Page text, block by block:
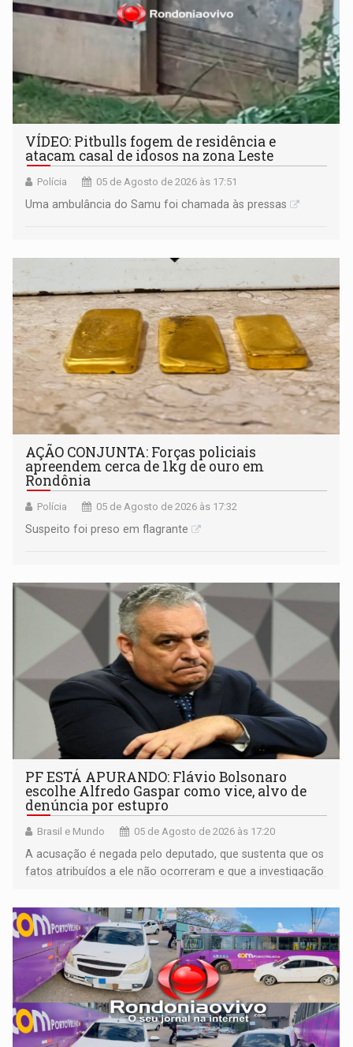
VÍDEO: Pitbulls fogem de residência e
atacam casal de idosos na zona Leste
Polícia 05 de Agosto de 2026 às 17:51
Uma ambulância do Samu foi chamada às pressas
AÇÃO CONJUNTA: Forças policiais
apreendem cerca de 1kg de ouro em
Rondônia
Polícia 05 de Agosto de 2026 às 17:32
Suspeito foi preso em flagrante
PF ESTÁ APURANDO: Flávio Bolsonaro
escolhe Alfredo Gaspar como vice, alvo de
denúncia por estupro
Brasil e Mundo 05 de Agosto de 2026 às 17:20
A acusação é negada pelo deputado, que sustenta que os
fatos atribuídos a ele não ocorreram e que a investigação